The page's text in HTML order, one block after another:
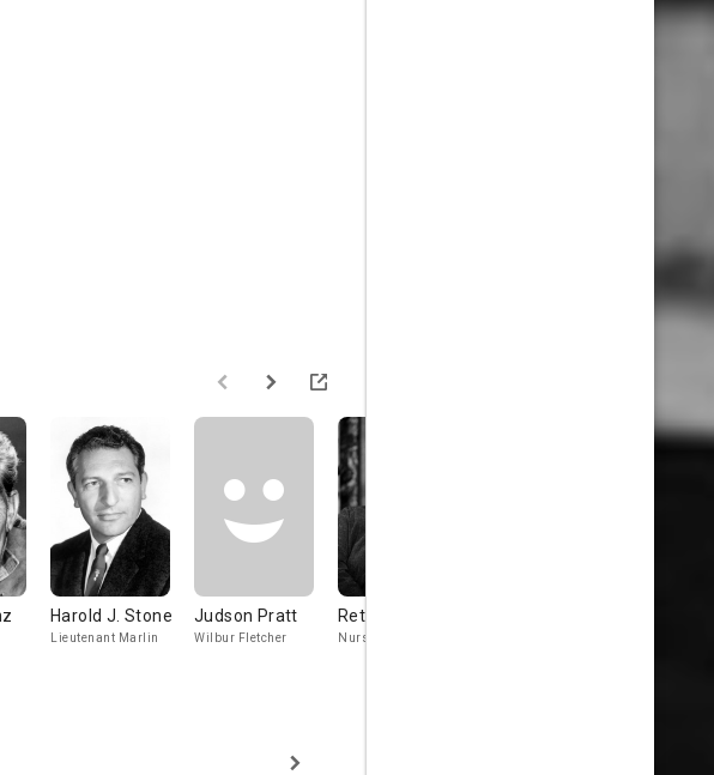
Harold J. Stone
Lieutenant Marlin
Judson Pratt
Wilbur Fletcher
Reta Shaw
Nurse Willis